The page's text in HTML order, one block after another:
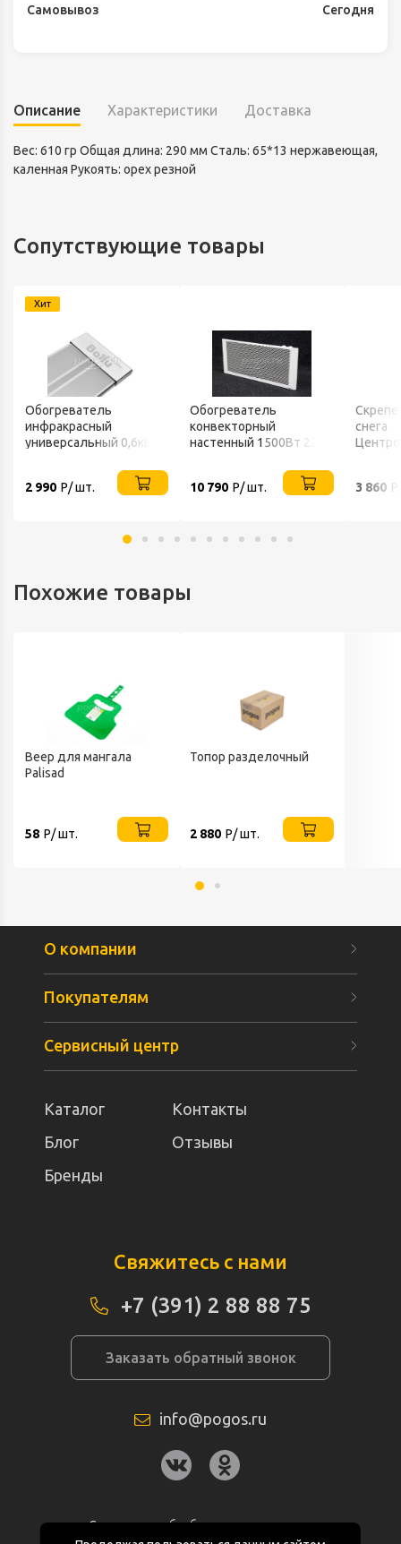
Самовывоз
Сегодня
Описание Характеристики Доставка
Вес: 610 гр Общая длина: 290 мм Сталь: 65*13 нержавеющая,
каленная Рукоять: орех резной
Сопутствующие товары
Хит
Обогреватель
инфракрасный
универсальный 0,6кВт
2 990 Р/ шт.
Обогреватель
конвекторный
настенный 1500Вт 220В
10 790 Р/ шт.
снега
3 860
Похожие товары
Веер для мангала
Palisad
58 Р/ шт.
Топор разделочный
2 880 Р/ шт.
О компании
Покупателям
Сервисный центр
Каталог
Контакты
Блог
Отзывы
Бренды
Свяжитесь с нами
+7 (391) 2 88 88 75
Заказать обратный звонок
info@pogos.ru
Согласие на обработку персональных